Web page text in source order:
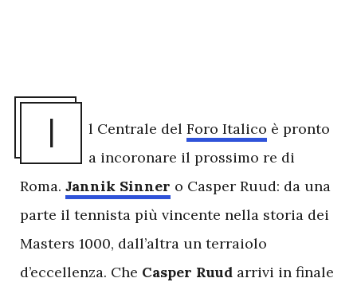
I l Centrale del Foro Italico è pronto
a incoronare il prossimo re di
Roma. Jannik Sinner o Casper Ruud: da una
parte il tennista più vincente nella storia dei
Masters 1000, dall’altra un terraiolo
d’eccellenza. Che Casper Ruud arrivi in finale